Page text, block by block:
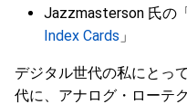
Jazzmasterson 氏の
Index Cards 」
デジタル世代の私にとっ
代に、アナログ・ローテ